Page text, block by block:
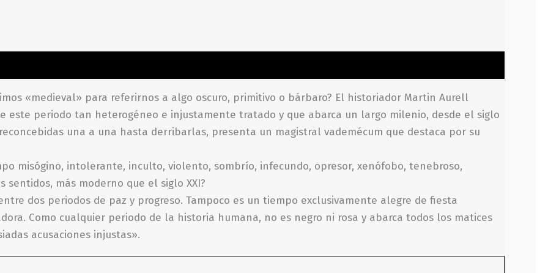
«medieval» para referirnos a algo oscuro, primitivo o bárbaro? El historiador Martin Aurell
periodo tan heterogéneo e injustamente tratado y que abarca un largo milenio, desde el siglo
una a una hasta derribarlas, presenta un magistral vademécum que destaca por su
misógino, intolerante, inculto, violento, sombrío, infecundo, opresor, xenófobo, tenebroso,
sentidos, más moderno que el siglo XXI?
dos periodos de paz y progreso. Tampoco es un tiempo exclusivamente alegre de fiesta
Como cualquier periodo de la historia humana, no es negro ni rosa y abarca todos los matices
acusaciones injustas».